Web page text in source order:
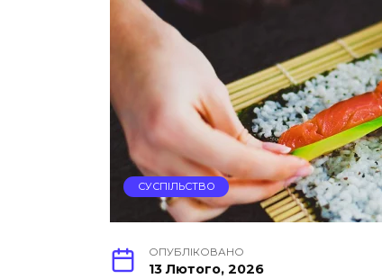
СУСПІЛЬСТВО
ОПУБЛІКОВАНО
13 Лютого, 2026